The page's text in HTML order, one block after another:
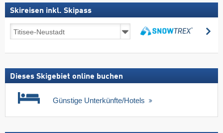
Skireisen inkl. Skipass
Skireisen
inkl.
Dieses Skigebiet online buchen
Günstige Unterkünfte/Hotels